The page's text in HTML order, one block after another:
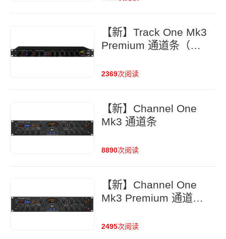
【新】Track One Mk3
Premium 通道条（包
2369次阅读
【新】Channel One
Mk3 通道条
8890次阅读
【新】Channel One
Mk3 Premium 通道条
器）
2495次阅读